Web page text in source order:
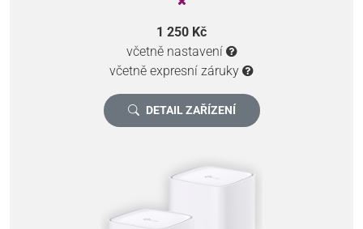
1 250 Kč
včetně nastavení
včetně expresní záruky
DETAIL ZAŘÍZENÍ